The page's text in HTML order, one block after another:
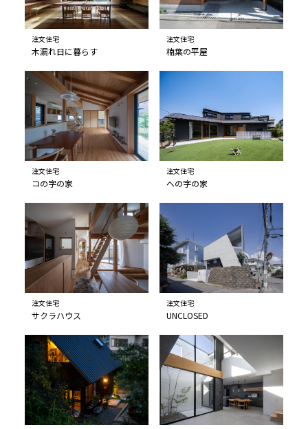
注文住宅
木漏れ日に暮らす
注文住宅
楠葉の平屋
注文住宅
コの字の家
注文住宅
への字の家
注文住宅
サクラハウス
注文住宅
UNCLOSED